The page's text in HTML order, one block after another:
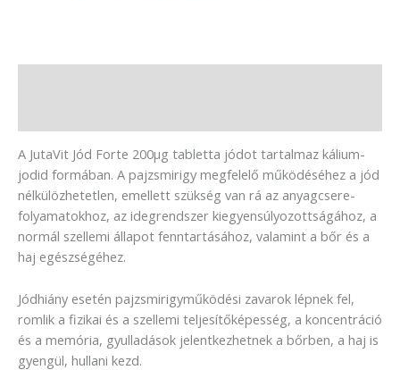
A JutaVit Jód Forte 200µg tabletta jódot tartalmaz kálium-
jodid formában. A pajzsmirigy megfelelő működéséhez a jód
nélkülözhetetlen, emellett szükség van rá az anyagcsere-
folyamatokhoz, az idegrendszer kiegyensúlyozottságához, a
normál szellemi állapot fenntartásához, valamint a bőr és a
haj egészségéhez.
Jódhiány esetén pajzsmirigyműködési zavarok lépnek fel,
romlik a fizikai és a szellemi teljesítőképesség, a koncentráció
és a memória, gyulladások jelentkezhetnek a bőrben, a haj is
gyengül, hullani kezd.